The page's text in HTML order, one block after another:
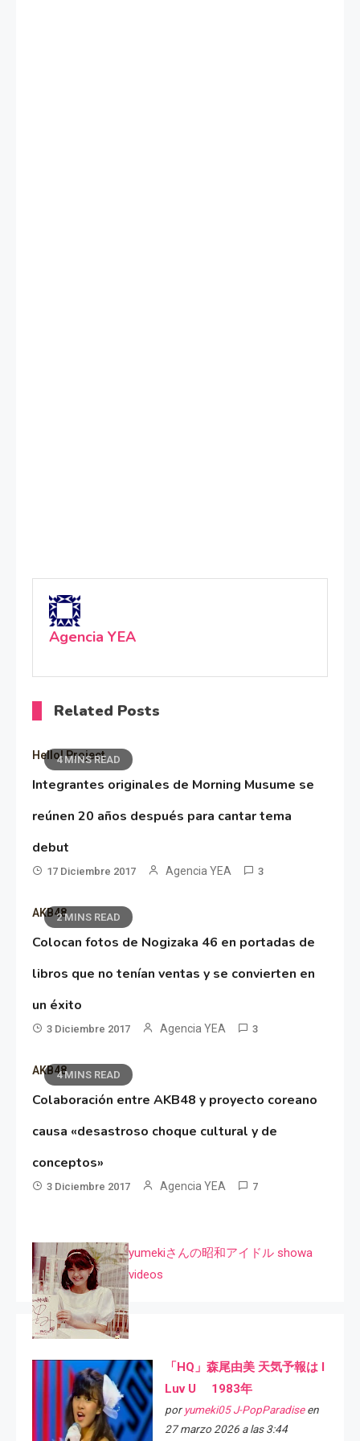
Agencia YEA
Related Posts
4 MINS READ
Hello! Project
Integrantes originales de Morning Musume se
reúnen 20 años después para cantar tema
debut
17 Diciembre 2017 Agencia YEA 3
2 MINS READ
AKB48
Colocan fotos de Nogizaka 46 en portadas de
libros que no tenían ventas y se convierten en
un éxito
3 Diciembre 2017 Agencia YEA 3
4 MINS READ
AKB48
Colaboración entre AKB48 y proyecto coreano
causa «desastroso choque cultural y de
conceptos»
3 Diciembre 2017 Agencia YEA 7
yumekiさんの昭和アイドル showa
videos
「HQ」森尾由美 天気予報は I
Luv U 1983年
por yumeki05 J-PopParadiseen
27 marzo 2026 a las 3:44